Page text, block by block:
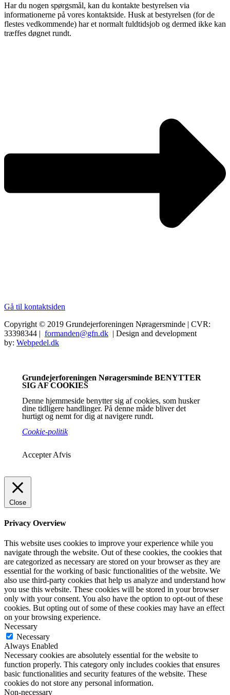
Har du nogen spørgsmål, kan du kontakte bestyrelsen via
informationerne på vores kontaktside. Husk at bestyrelsen (for de
flestes vedkommende) har et normalt fuldtidsjob og dermed ikke kan
træffes døgnet rundt.
Gå til kontaktsiden
Copyright © 2019 Grundejerforeningen Nøragersminde | CVR:
33398344 | formanden@gfn.dk | Design and development
by: Webpedel.dk
Grundejerforeningen Nøragersminde BENYTTER
SIG AF COOKIES
Denne hjemmeside benytter sig af cookies, som husker
dine tidligere handlinger. På denne måde bliver det
hurtigt og nemt for dig at navigere rundt.
Cookie-politik
Accepter Afvis
Close
Privacy Overview
This website uses cookies to improve your experience while you
navigate through the website. Out of these cookies, the cookies that
are categorized as necessary are stored on your browser as they are
essential for the working of basic functionalities of the website. We
also use third-party cookies that help us analyze and understand how
you use this website. These cookies will be stored in your browser
only with your consent. You also have the option to opt-out of these
cookies. But opting out of some of these cookies may have an effect
on your browsing experience.
Necessary
Necessary
Always Enabled
Necessary cookies are absolutely essential for the website to
function properly. This category only includes cookies that ensures
basic functionalities and security features of the website. These
cookies do not store any personal information.
Non-necessary